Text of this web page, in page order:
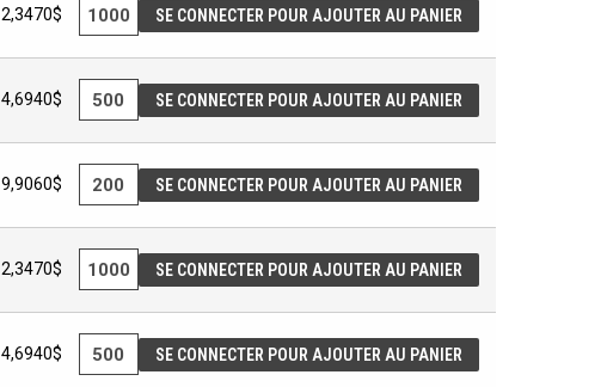
2,3470$ SE CONNECTER POUR AJOUTER AU PANIER
4,6940$ SE CONNECTER POUR AJOUTER AU PANIER
9,9060$ SE CONNECTER POUR AJOUTER AU PANIER
2,3470$ SE CONNECTER POUR AJOUTER AU PANIER
4,6940$ SE CONNECTER POUR AJOUTER AU PANIER